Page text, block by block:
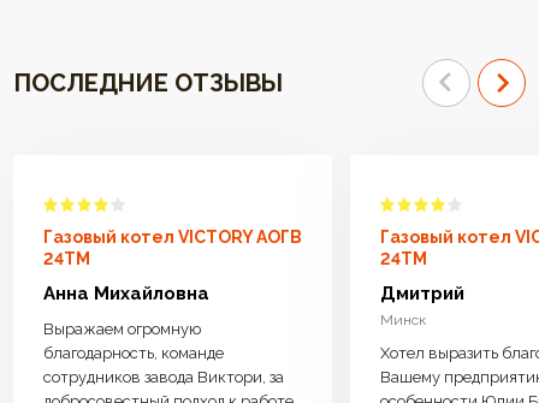
ПОСЛЕДНИЕ ОТЗЫВЫ
Газовый котел VICTORY АОГВ
24TM
Анна Михайловна
Выражаем огромную
благодарность, команде
сотрудников завода Виктори, за
Газовый котел
24TM
Дмитрий
Минск
Хотел выразить
Вашему